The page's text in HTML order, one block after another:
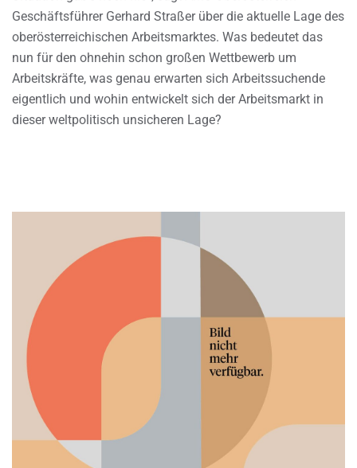
Geschäftsführer Gerhard Straßer über die aktuelle Lage des
oberösterreichischen Arbeitsmarktes. Was bedeutet das
nun für den ohnehin schon großen Wettbewerb um
Arbeitskräfte, was genau erwarten sich Arbeitssuchende
eigentlich und wohin entwickelt sich der Arbeitsmarkt in
dieser weltpolitisch unsicheren Lage?